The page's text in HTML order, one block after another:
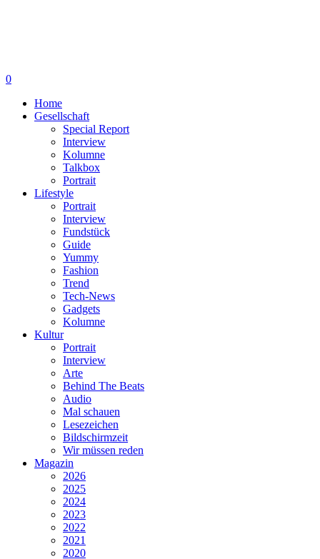
0
Home
Gesellschaft
Special Report
Interview
Kolumne
Talkbox
Portrait
Lifestyle
Portrait
Interview
Fundstück
Guide
Yummy
Fashion
Trend
Tech-News
Gadgets
Kolumne
Kultur
Portrait
Interview
Arte
Behind The Beats
Audio
Mal schauen
Lesezeichen
Bildschirmzeit
Wir müssen reden
Magazin
2026
2025
2024
2023
2022
2021
2020